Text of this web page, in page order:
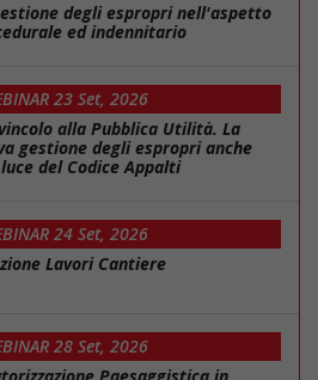
degli espropri nell'aspetto
ed indennitario
23 Set, 2026
alla Pubblica Utilità. La
gestione degli espropri anche
del Codice Appalti
24 Set, 2026
Lavori Cantiere
28 Set, 2026